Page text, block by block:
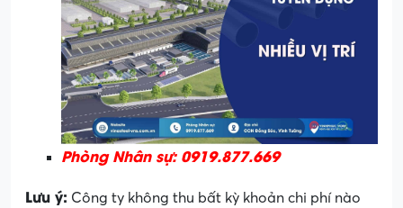
Phòng Nhân sự: 0919.877.669
Lưu ý: Công ty không thu bất kỳ khoản chi phí nào